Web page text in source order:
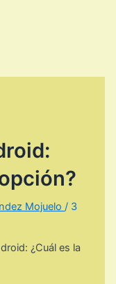
Mojuelo/ 3